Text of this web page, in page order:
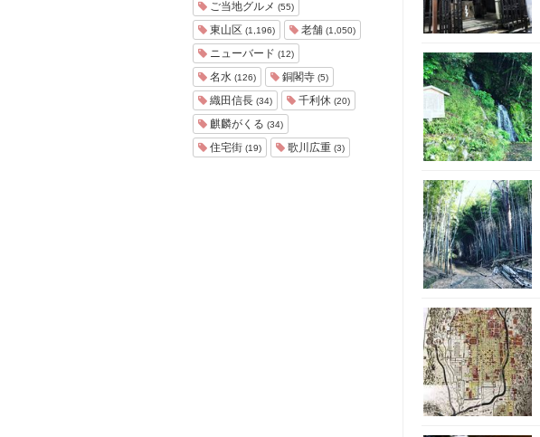
ご当地グルメ (55)
東山区 (1,196) 老舗 (1,050)
ニューバード (12)
名水 (126) 銅閣寺 (5)
織田信長 (34) 千利休 (20)
麒麟がくる (34)
住宅街 (19) 歌川広重 (3)